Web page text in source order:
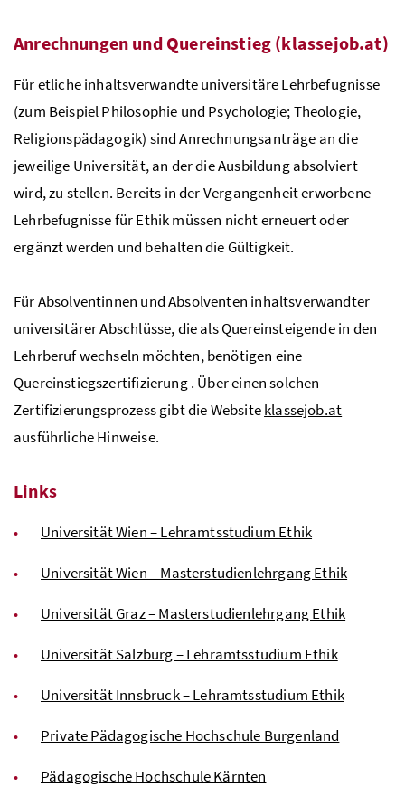
Anrechnungen und Quereinstieg (klassejob.at)
Für etliche inhaltsverwandte universitäre Lehrbefugnisse
(zum Beispiel Philosophie und Psychologie; Theologie,
Religionspädagogik) sind Anrechnungsanträge an die
jeweilige Universität, an der die Ausbildung absolviert
wird, zu stellen. Bereits in der Vergangenheit erworbene
Lehrbefugnisse für Ethik müssen nicht erneuert oder
ergänzt werden und behalten die Gültigkeit.
Für Absolventinnen und Absolventen inhaltsverwandter
universitärer Abschlüsse, die als Quereinsteigende in den
Lehrberuf wechseln möchten, benötigen eine
Quereinstiegszertifizierung . Über einen solchen
Zertifizierungsprozess gibt die Websiteklassejob.at
ausführliche Hinweise.
Links
Universität Wien – Lehramtsstudium Ethik
Universität Wien – Masterstudienlehrgang Ethik
Universität Graz – Masterstudienlehrgang Ethik
Universität Salzburg – Lehramtsstudium Ethik
Universität Innsbruck – Lehramtsstudium Ethik
Private Pädagogische Hochschule Burgenland
Pädagogische Hochschule Kärnten